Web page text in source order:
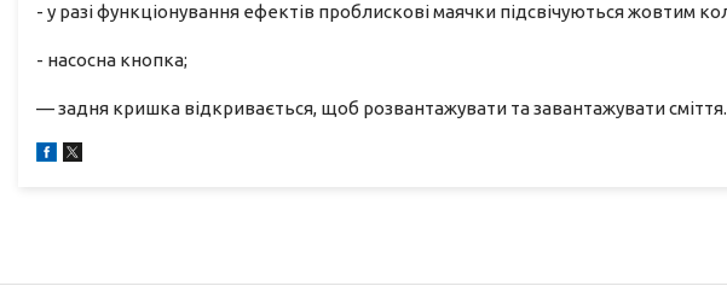
- у разі функціонування ефектів проблискові маячки підсвічуються жовтим
- насосна кнопка;
— задня кришка відкривається, щоб розвантажувати та завантажувати сміття.